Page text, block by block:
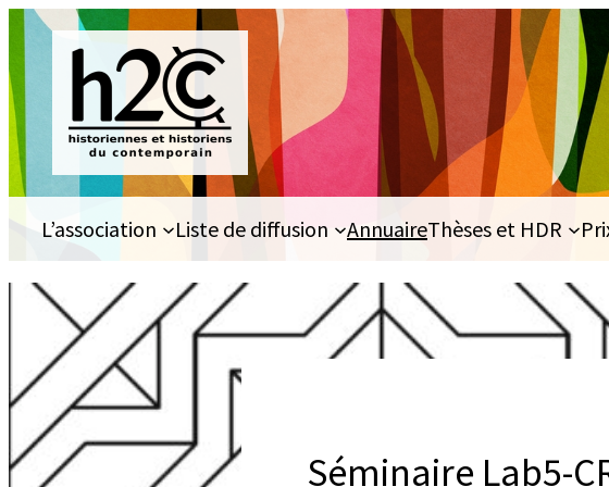
Aller
au
contenu
L’association Liste de diffusion AnnuaireThèses et HDR
Séminaire Lab5-